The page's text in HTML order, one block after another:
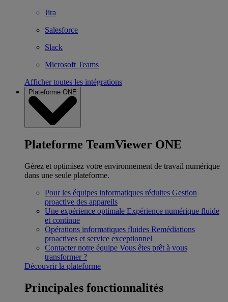
Jira
Salesforce
Slack
Microsoft Teams
Afficher toutes les intégrations
Plateforme ONE
Plateforme TeamViewer ONE
Gérez et optimisez votre environnement de travail numérique
dans une seule plateforme.
Pour les équipes informatiques réduites Gestion
proactive des appareils
Une expérience optimale Expérience numérique fluide
et continue
Opérations informatiques fluides Remédiations
proactives et service exceptionnel
Contacter notre équipe Vous êtes prêt à vous
transformer ?
Découvrir la plateforme
Principales fonctionnalités